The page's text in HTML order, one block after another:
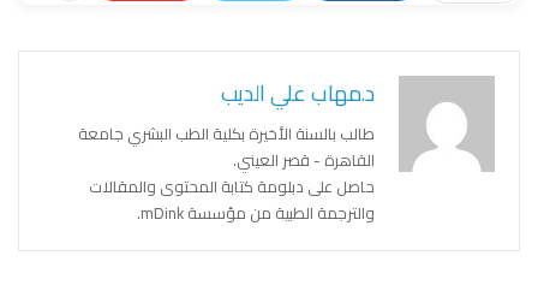
د.مهاب علي الديب
طالب بالسنة الأخيرة بكلية الطب البشري جامعة
القاهرة - قصر العيني.
حاصل على دبلومة كتابة المحتوى والمقالات
والترجمة الطبية من مؤسسة mDink.